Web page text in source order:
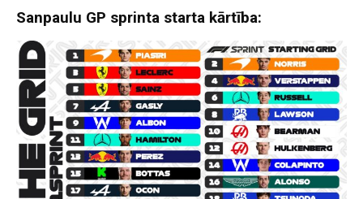
Sanpaulu GP sprinta starta kārtība: